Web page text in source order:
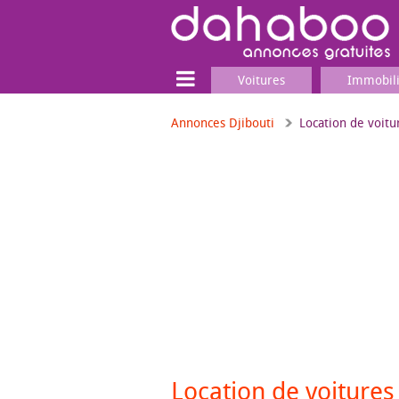
Voitures
Annonces Djibouti Location de
Location de voitures